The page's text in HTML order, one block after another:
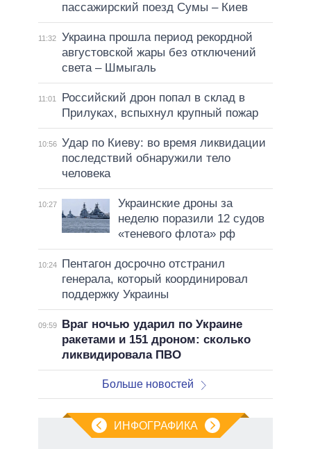
пассажирский поезд Сумы – Киев
11:32
Украина прошла период рекордной
августовской жары без отключений
света – Шмыгаль
11:01
Российский дрон попал в склад в
Прилуках, вспыхнул крупный пожар
10:56 Удар по Киеву: во время ликвидации
последствий обнаружили тело
человека
10:27
Украинские дроны за
неделю поразили 12 судов
«теневого флота» рф
10:24
Пентагон досрочно отстранил
генерала, который координировал
поддержку Украины
09:59
Враг ночью ударил по Украине
ракетами и 151 дроном: сколько
ликвидировала ПВО
Больше новостей
ИНФОГРАФИКА